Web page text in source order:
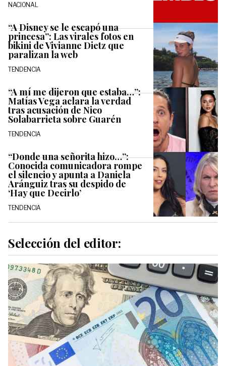
NACIONAL
“A Disney se le escapó una
princesa”: Las virales fotos en
bikini de Vivianne Dietz que
paralizan la web
TENDENCIA
“A mí me dijeron que estaba…”:
Matías Vega aclara la verdad
tras acusación de Nico
Solabarrieta sobre Guarén
TENDENCIA
“Donde una señorita hizo…”:
Conocida comunicadora rompe
el silencio y apunta a Daniela
Aránguiz tras su despido de
‘Hay que Decirlo’
TENDENCIA
Selección del editor: